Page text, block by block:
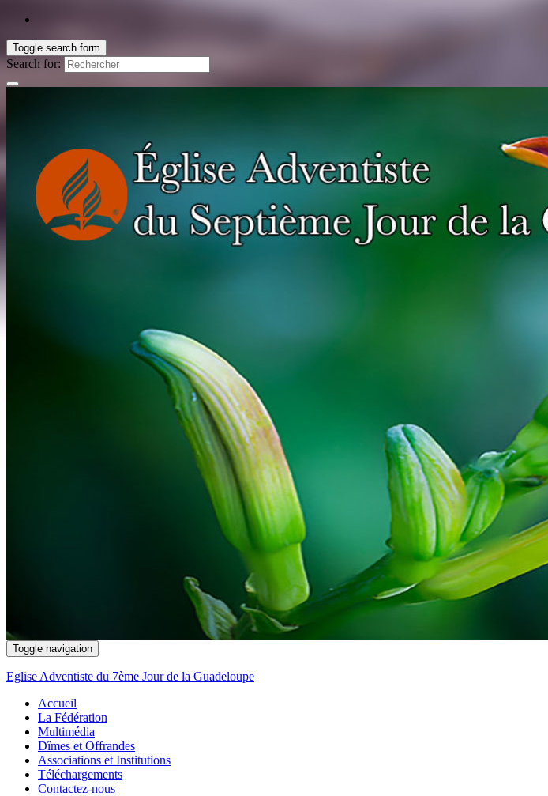
Toggle search form
Search for:
Toggle navigation
Eglise Adventiste du 7ème Jour de la Guadeloupe
Accueil
La Fédération
Multimédia
Dîmes et Offrandes
Associations et Institutions
Téléchargements
Contactez-nous